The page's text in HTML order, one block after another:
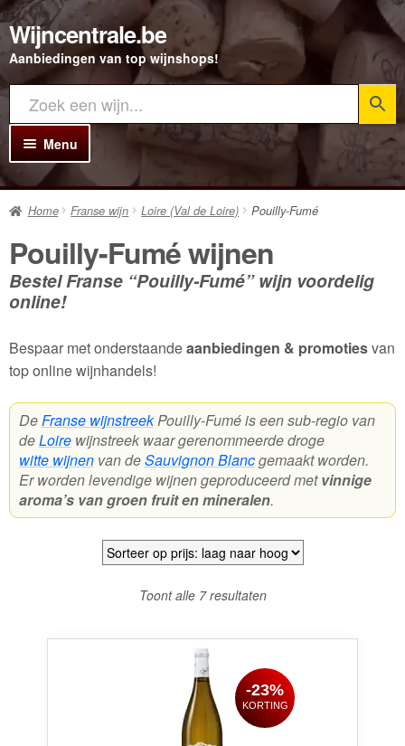
Ga
door
naar
navigatie
Ga
direct
naar
inhoud
Wijncentrale.be
Aanbiedingen van top wijnshops!
Menu
Home
Alle Wijnen
Rode wijn
Witte wijn
Porto
Wijnpakketten
Kleine flesjes
Magnums
Cadeaubonnen
Home Franse wijn Loire (Val de Loire) Pouilly-Fumé
Pouilly-Fumé wijnen
Bestel Franse “Pouilly-Fumé” wijn voordelig
online!
Bespaar met onderstaandeaanbiedingen & promotiesvan
top online wijnhandels!
DeFranse wijnstreekPouilly-Fumé is een sub-regio van
deLoirewijnstreek waar gerenommeerde droge
witte wijnenvan deSauvignon Blancgemaakt worden.
Er worden levendige wijnen geproduceerd metvinnige
aroma’s van groen fruit en mineralen.
Toont alle 7 resultatenGesorteerd
prijs:
naar
hoog
-23%
KORTING